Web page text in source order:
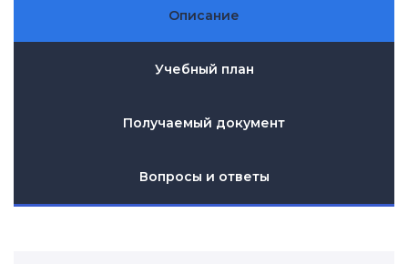
Описание
Учебный план
Получаемый документ
Вопросы и ответы